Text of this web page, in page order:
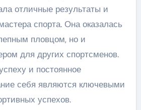
отличные результаты и
спорта. Она оказалась
пловцом, но и
для других спортсменов.
и постоянное
себя являются ключевыми
успехов.